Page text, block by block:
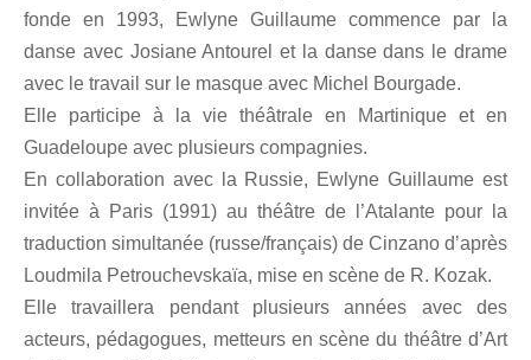
fonde en 1993, Ewlyne Guillaume commence par la
danse avec Josiane Antourel et la danse dans le drame
avec le travail sur le masque avec Michel Bourgade.
Elle participe à la vie théâtrale en Martinique et en
Guadeloupe avec plusieurs compagnies.
En collaboration avec la Russie, Ewlyne Guillaume est
invitée à Paris (1991) au théâtre de l’Atalante pour la
traduction simultanée (russe/français) de Cinzano d’après
Loudmila Petrouchevskaïa, mise en scène de R. Kozak.
Elle travaillera pendant plusieurs années avec des
acteurs, pédagogues, metteurs en scène du théâtre d’Art